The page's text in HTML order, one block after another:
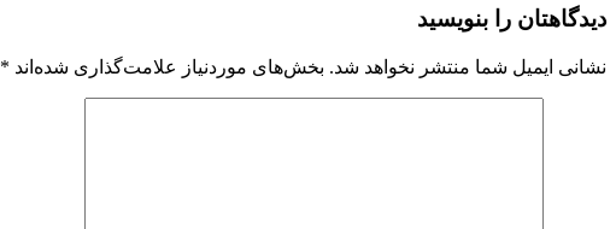
دیدگاهتان را بنویسید
نشانی ایمیل شما منتشر نخواهد شد. بخش‌های موردنیاز علامت‌گذاری شده‌اند *